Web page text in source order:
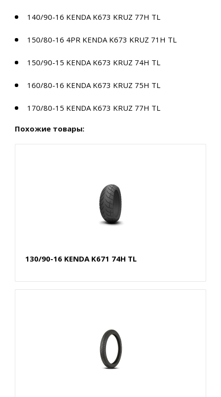
140/90-16 KENDA K673 KRUZ 77H TL
150/80-16 4PR KENDA K673 KRUZ 71H TL
150/90-15 KENDA K673 KRUZ 74H TL
160/80-16 KENDA K673 KRUZ 75H TL
170/80-15 KENDA K673 KRUZ 77H TL
Похожие товары:
130/90-16 KENDA K671 74H TL